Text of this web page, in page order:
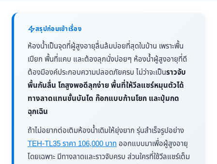
สรุปก่อนเข้าเรื่อง
ห้องน้ำเป็นจุดที่ผู้สูงอายุลื่นล้มบ่อยที่สุดในบ้าน เพราะพื้น
เปียก พื้นที่แคบ และต้องลุกนั่งบ่อยๆ ห้องน้ำผู้สูงอายุที่ดี
ต้องมีองค์ประกอบความปลอดภัยครบ ไม่ว่าจะเป็นราวจับ
พื้นกันลื่น โถสูงพอดีลุกง่าย พื้นที่ให้วีลแชร์หมุนตัวได้
ทางลาดแทนขั้นบันได ก๊อกแบบก้านโยก และปุ่มกด
ฉุกเฉิน
ถ้าไม่อยากต่อเติมห้องน้ำเดิมให้ยุ่งยาก รุ่นสำเร็จรูปอย่าง
TEH-TL35 ราคา 106,000 บาท ออกแบบมาเพื่อผู้สูงอายุ
โดยเฉพาะ มีทางลาดและราวจับครบ ส่วนใครที่ใช้วีลแชร์เต็ม